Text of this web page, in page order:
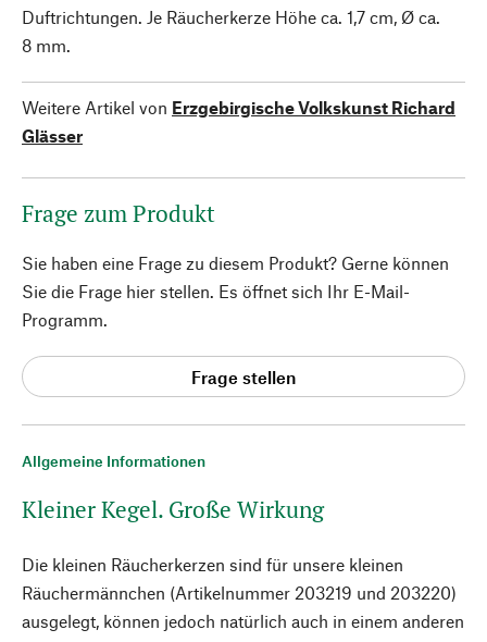
Allgemeine Informationen
Kleiner Kegel. Große Wirkung
Die kleinen Räucherkerzen sind für unsere kleinen
Räuchermännchen (Artikelnummer 203219 und 203220)
ausgelegt, können jedoch natürlich auch in einem anderen
Duftrichtungen. Je Räucherkerze Höhe ca. 1,7 cm, Ø ca.
8 mm.
Weitere Artikel von Erzgebirgische Volkskunst Richard
Glässer
Frage zum Produkt
Sie haben eine Frage zu diesem Produkt? Gerne können
Sie die Frage hier stellen. Es öffnet sich Ihr E-Mail-
Programm.
Frage stellen